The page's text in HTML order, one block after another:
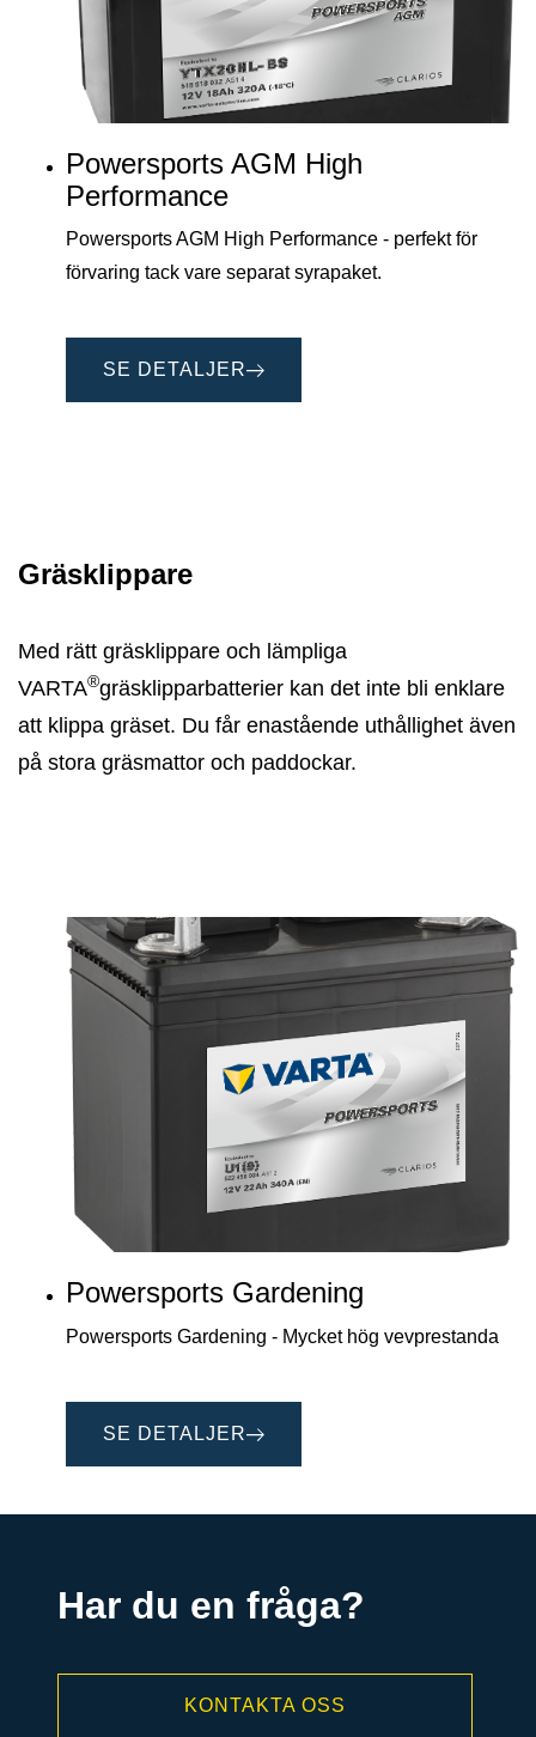
Powersports AGM High
Performance
Powersports AGM High Performance - perfekt för
förvaring tack vare separat syrapaket.
SE DETALJER
Gräsklippare
Med rätt gräsklippare och lämpliga
VARTA®gräsklipparbatterier kan det inte bli enklare
att klippa gräset. Du får enastående uthållighet även
på stora gräsmattor och paddockar.
Powersports Gardening
Powersports Gardening - Mycket hög vevprestanda
SE DETALJER
Har du en fråga?
KONTAKTA OSS